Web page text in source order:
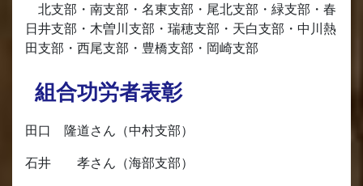
北支部・南支部・名東支部・尾北支部・緑支部・春
日井支部・木曽川支部・瑞穂支部・天白支部・中川熱
田支部・西尾支部・豊橋支部・岡崎支部
組合功労者表彰
田口 隆道さん（中村支部）
石井 孝さん（海部支部）